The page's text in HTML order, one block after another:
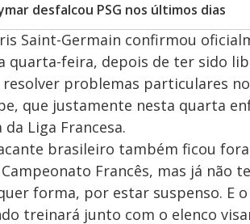
desfalcou PSG nos últimos dias
Saint-Germain confirmou
quarta-feira, depois de ter sido
resolver problemas particulares
que justamente nesta quarta
da Liga Francesa.
brasileiro também ficou
Francês, mas já não
forma, por estar suspenso. E
treinará junto com o elenco